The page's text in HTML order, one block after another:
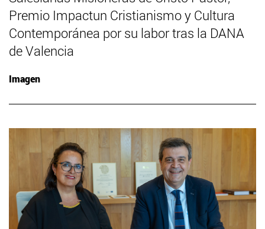
Premio Impactun Cristianismo y Cultura
Contemporánea por su labor tras la DANA
de Valencia
Imagen